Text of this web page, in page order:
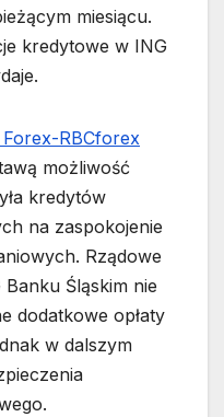
miesiącu.
kredytowe w ING
RBCforex
możliwość
kredytów
na zaspokojenie
Rządowe
Śląskim nie
dodatkowe opłaty
w dalszym